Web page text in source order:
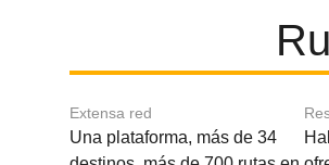
Extensa red
Una plataforma, más de 34